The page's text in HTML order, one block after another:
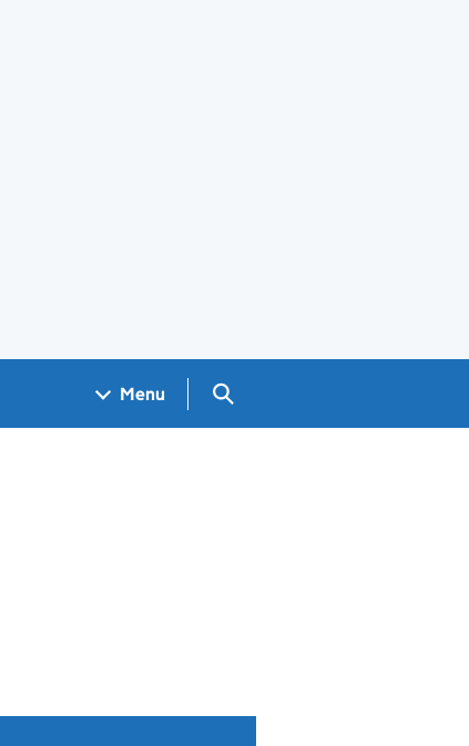
Menu Search GOV.UK